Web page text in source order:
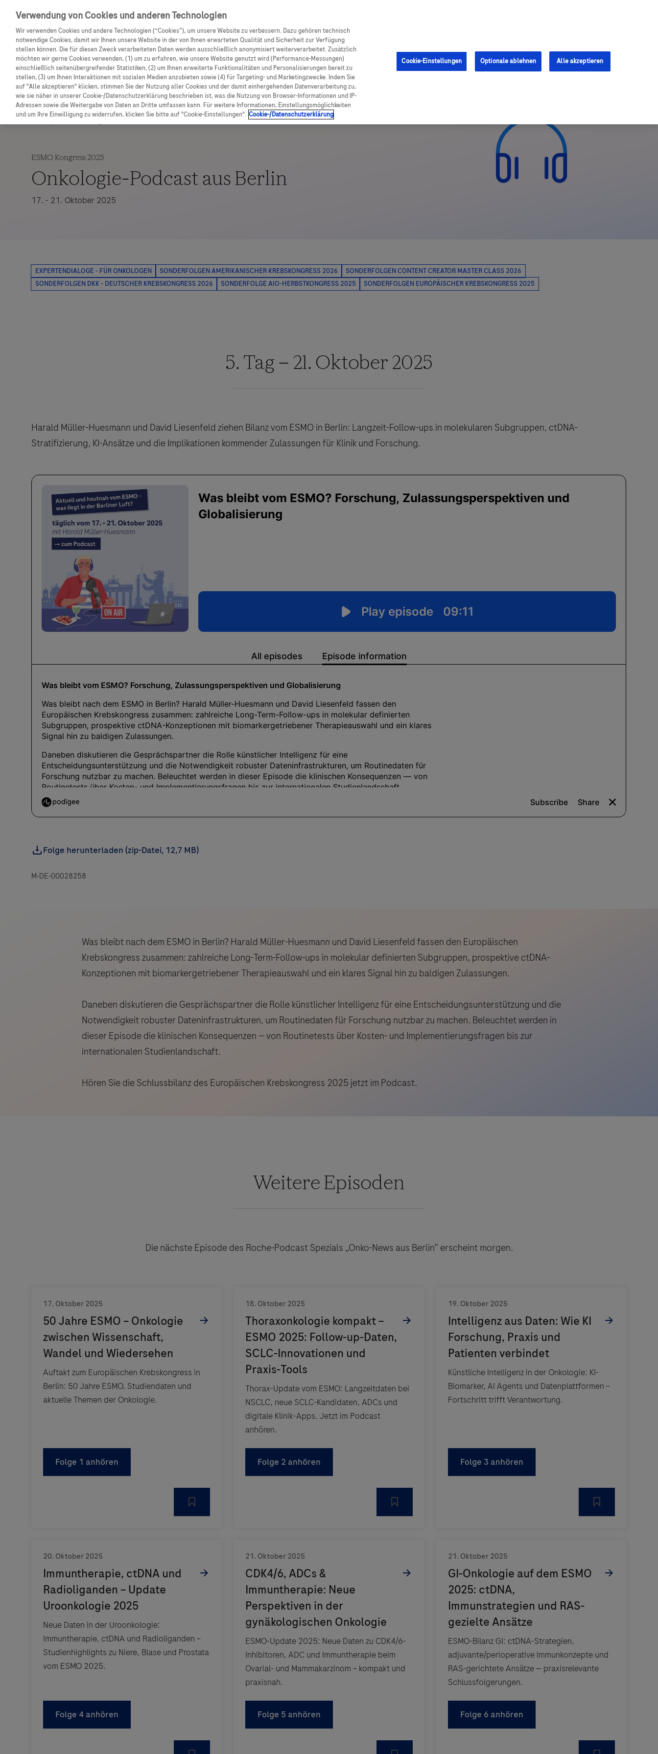
Entdecken Sie weitere exklusive Vorteile mit dem Fachportal
Expertendialoge
ESMO Kongress 2025
Onkologie-Podcast aus Berlin
17. - 21. Oktober 2025
5. Tag – 21. Oktober 2025
Harald Müller-Huesmann und David Liesenfeld ziehen Bilanz vom ESMO in Berlin: Langzeit-Follow-ups in molekularen Subgruppen, ctDNA-
Stratifizierung, KI-Ansätze und die Implikationen kommender Zulassungen für Klinik und Forschung.
Folge herunterladen (zip-Datei, 12,7 MB)
M-DE-00028258
Was bleibt nach dem ESMO in Berlin? Harald Müller-Huesmann und David Liesenfeld fassen den Europäischen
Krebskongress zusammen: zahlreiche Long-Term-Follow-ups in molekular definierten Subgruppen, prospektive ctDNA-
Konzeptionen mit biomarkergetriebener Therapieauswahl und ein klares Signal hin zu baldigen Zulassungen.
Daneben diskutieren die Gesprächspartner die Rolle künstlicher Intelligenz für eine Entscheidungsunterstützung und die
Notwendigkeit robuster Dateninfrastrukturen, um Routinedaten für Forschung nutzbar zu machen. Beleuchtet werden in
dieser Episode die klinischen Konsequenzen — von Routinetests über Kosten- und Implementierungsfragen bis zur
internationalen Studienlandschaft.
Hören Sie die Schlussbilanz des Europäischen Krebskongress 2025 jetzt im Podcast.
Weitere Episoden
Die nächste Episode des Roche-Podcast Spezials „Onko-News aus Berlin” erscheint morgen.
Auftakt zum Europäischen Krebskongress in
Berlin: 50 Jahre ESMO, Studiendaten und
aktuelle Themen der Onkologie.
Folge 1 anhören
Thorax-Update vom ESMO: Langzeitdaten bei
NSCLC, neue SCLC-Kandidaten, ADCs und
digitale Klinik-Apps. Jetzt im Podcast
anhören.
Folge 2 anhören
Künstliche Intelligenz in der Onkologie: KI-
Biomarker, AI Agents und Datenplattformen –
Fortschritt trifft Verantwortung.
Folge 3 anhören
Neue Daten in der Uroonkologie:
Immuntherapie, ctDNA und Radioliganden –
Studienhighlights zu Niere, Blase und Prostata
vom ESMO 2025.
Folge 4 anhören
ESMO-Update 2025: Neue Daten zu CDK4/6-
Inhibitoren, ADC und Immuntherapie beim
Ovarial- und Mammakarzinom – kompakt und
praxisnah.
Folge 5 anhören
ESMO-Bilanz GI: ctDNA-Strategien,
adjuvante/perioperative Immunkonzepte und
RAS-gerichtete Ansätze — praxisrelevante
Schlussfolgerungen.
Folge 6 anhören
Verwendung von Cookies und anderen Technologien
Wir verwenden Cookies und andere Technologien (“Cookies”), um unsere Website zu verbessern. Dazu gehören technisch
notwendige Cookies, damit wir Ihnen unsere Website in der von Ihnen erwarteten Qualität und Sicherheit zur Verfügung
stellen können. Die für diesen Zweck verarbeiteten Daten werden ausschließlich anonymisiert weiterverarbeitet. Zusätzlich
möchten wir gerne Cookies verwenden, (1) um zu erfahren, wie unsere Website genutzt wird (Performance-Messungen)
einschließlich seitenübergreifender Statistiken, (2) um Ihnen erweiterte Funktionalitäten und Personalisierungen bereit zu
stellen, (3) um Ihnen Interaktionen mit sozialen Medien anzubieten sowie (4) für Targeting- und Marketingzwecke. Indem Sie
auf "Alle akzeptieren" klicken, stimmen Sie der Nutzung aller Cookies und der damit einhergehenden Datenverarbeitung zu,
wie sie näher in unserer Cookie-/Datenschutzerklärung beschrieben ist, was die Nutzung von Browser-Informationen und IP-
Adressen sowie die Weitergabe von Daten an Dritte umfassen kann. Für weitere Informationen, Einstellungsmöglichkeiten
und um Ihre Einwilligung zu widerrufen, klicken Sie bitte auf "Cookie-Einstellungen". Cookie-/Datenschutzerklärung
Cookie-Einstellungen Optionale ablehnen Alle akzeptieren